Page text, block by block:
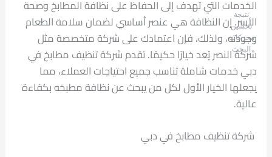
نتيجة
تحسين
محركات
البحث
الخدمات التي تهدف إلى الحفاظ على نظافة المطابخ وصحة
الأسر. إن النظافة هي عنصر أساسي لضمان سلامة الطعام
وجودته، ولذلك، فإن اعتمادك على شركة متخصصة مثل
شركة النصر يُعد خيارًا حكيمًا. تقدم شركة تنظيف مطابخ في
دبي خدمات شاملة تناسب جميع احتياجات العملاء، مما
يجعلها الخيار الأول لكل من يبحث عن نظافة مطبخه بكفاءة
عالية.
شركة تنظيف مطابخ في دبي